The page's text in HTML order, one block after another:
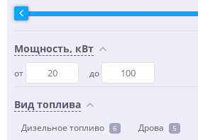
Мощность, кВт
от до
Вид топлива
Дизельное топливо 6 Дрова 5